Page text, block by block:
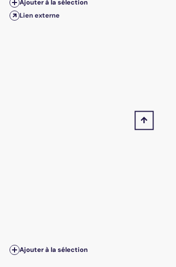
Ajouter à la sélection
Lien externe
Ajouter à la sélection